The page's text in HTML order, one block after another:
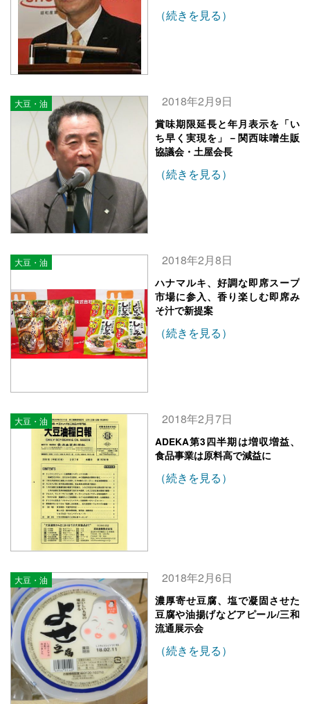
（続きを見る）
大豆・油 2018年2月9日
賞味期限延長と年月表示を「い
ち早く実現を」－関西味噌生販
協議会・土屋会長
（続きを見る）
大豆・油 2018年2月8日
ハナマルキ、好調な即席スープ
市場に参入、香り楽しむ即席み
そ汁で新提案
（続きを見る）
大豆・油 2018年2月7日
ADEKA第3四半期は増収増益、
食品事業は原料高で減益に
（続きを見る）
大豆・油 2018年2月6日
濃厚寄せ豆腐、塩で凝固させた
豆腐や油揚げなどアピール/三和
流通展示会
（続きを見る）